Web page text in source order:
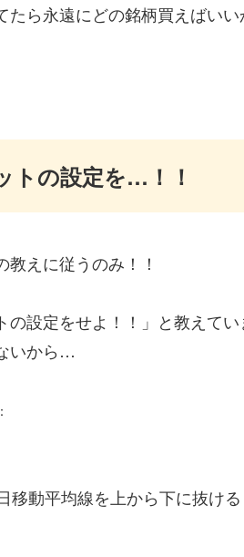
ら永遠にどの銘柄買えばいい
トの設定を…！！
えに従うのみ！！
設定をせよ！！」と教えて
いから…
移動平均線を上から下に抜け